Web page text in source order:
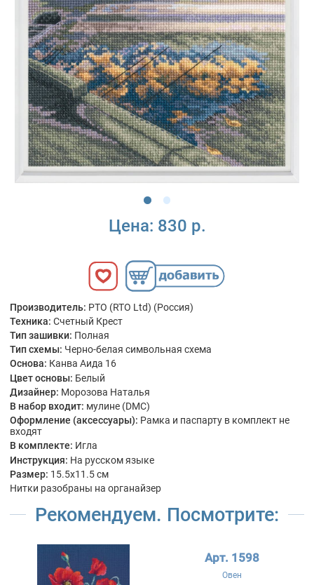
Цена: 830 р.
Производитель: РТО (RTO Ltd) (Россия)
Техника: Счетный Крест
Тип зашивки: Полная
Тип схемы: Черно-белая символьная схема
Основа: Канва Аида 16
Цвет основы: Белый
Дизайнер: Морозова Наталья
В набор входит: мулине (DMC)
Оформление (аксессуары): Рамка и паспарту в комплект не
входят
В комплекте: Игла
Инструкция: На русском языке
Размер: 15.5x11.5 см
Нитки разобраны на органайзер
Рекомендуем. Посмотрите:
Арт. 1598
Овен